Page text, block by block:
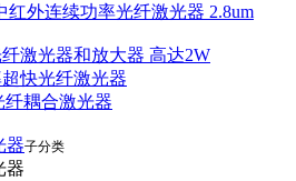
红外连续功率光纤激光器 2.8um
纤激光器和放大器 高达2W
超快光纤激光器
纤耦合激光器
器子分类
器